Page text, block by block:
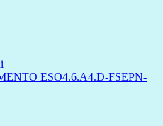
ESO4.6.A4.D-FSEPN-